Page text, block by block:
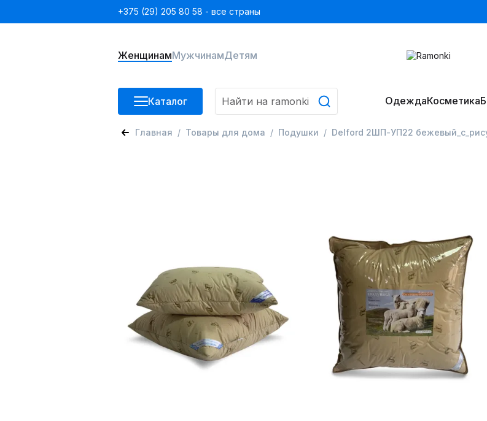
+375 (29) 205 80 58 - все страны
ЖенщинамМужчинамДетям
Каталог ОдеждаКосметика
Главная Товары для дома Подушки Delford 2ШП-УП22